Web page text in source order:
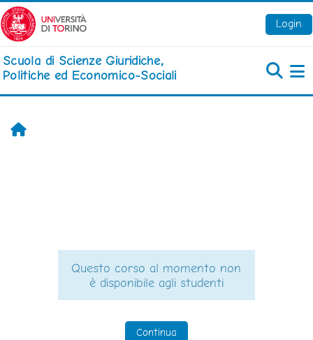
Vai al contenuto principale
Login
Scuola di Scienze Giuridiche,
Politiche ed Economico-Sociali
Home
Questo corso al momento non
è disponibile agli studenti
Continua